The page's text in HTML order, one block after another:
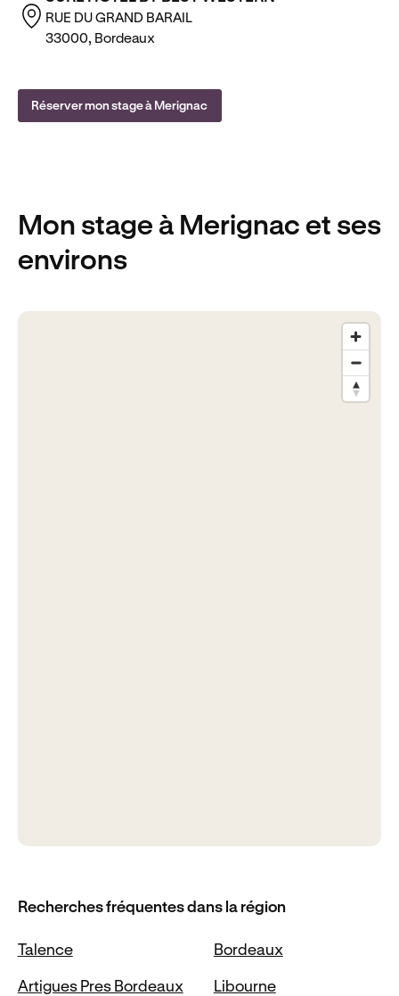
RUE DU GRAND BARAIL
33000, Bordeaux
Réserver mon stage à Merignac
Mon stage à Merignacet ses
environs
Recherches fréquentes dans la région
Talence Bordeaux
Artigues Pres Bordeaux Libourne